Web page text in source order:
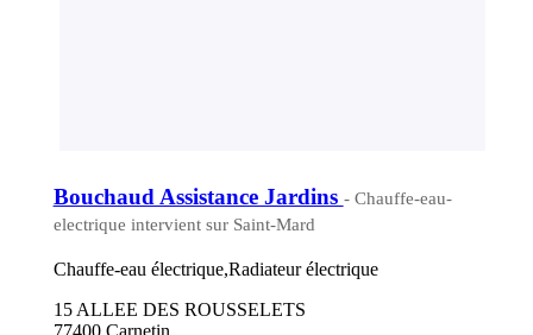
Bouchaud Assistance Jardins - Chauffe-eau-
electrique intervient sur Saint-Mard
Chauffe-eau électrique,Radiateur électrique
15 ALLEE DES ROUSSELETS
77400 Carnetin